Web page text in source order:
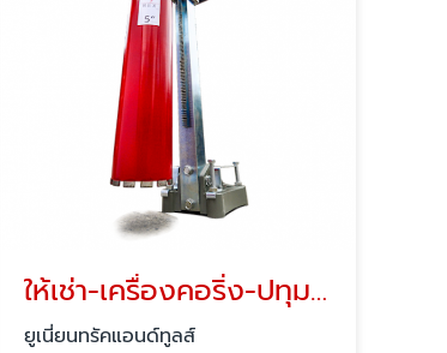
ให้เช่า-เครื่องคอริ่ง-ปทุมธานี
ยูเนี่ยนทรัคแอนด์ทูลส์